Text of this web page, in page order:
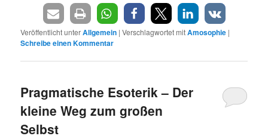
Veröffentlicht unterAllgemein |Verschlagwortet mitAmosophie |
Schreibe einen Kommentar
Pragmatische Esoterik – Der
kleine Weg zum großen
Selbst